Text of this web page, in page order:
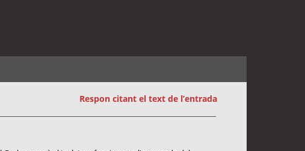
Respon citant el text de l’entrada